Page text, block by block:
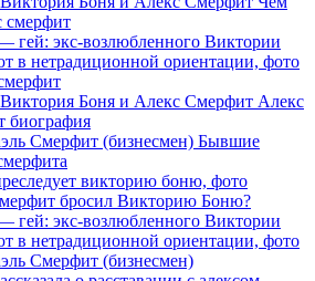
смерфит
гей: экс-возлюбленного Виктории
в нетрадиционной ориентации, фото
Боня и Алекс Смерфит Алекс
биография
Смерфит (бизнесмен) Бывшие
викторию боню, фото
бросил Викторию Боню?
гей: экс-возлюбленного Виктории
в нетрадиционной ориентации, фото
Смерфит (бизнесмен)